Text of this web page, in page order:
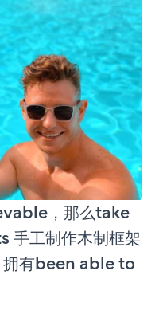
，那么take
手工制作木制框架
有been able to